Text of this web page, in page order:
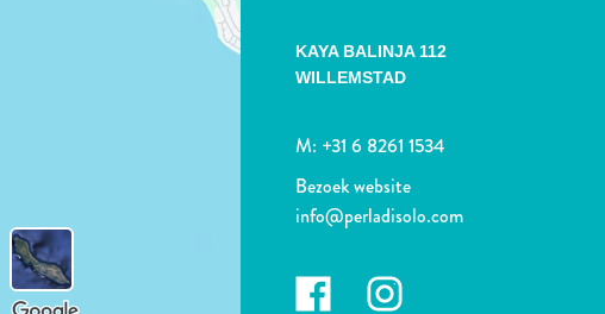
KAYA BALINJA 112
WILLEMSTAD
M: +31 6 8261 1534
Bezoek website
info@perladisolo.com